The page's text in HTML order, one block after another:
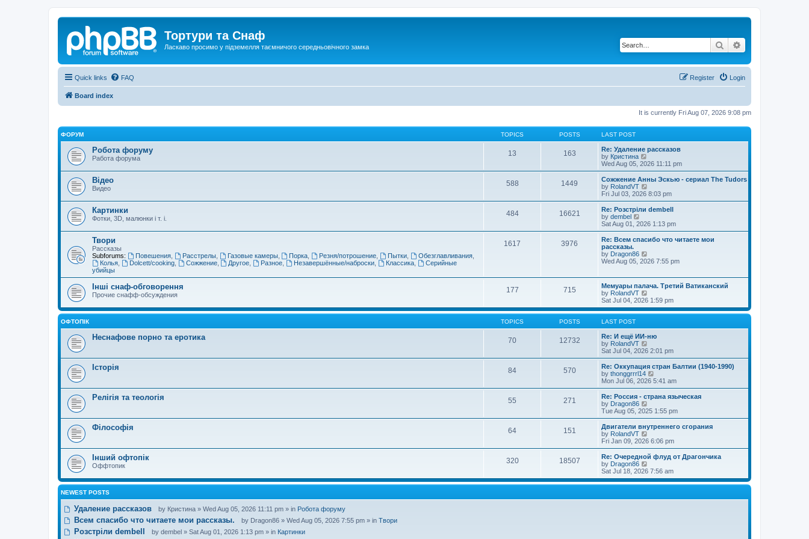
Тортури та Снаф
Ласкаво просимо у підземелля таємничого середньовічного замка Search
Quick links FAQ Login
Register
Board index
It is currently Fri Aug 07, 2026 9:08 pm
ФОРУМ TOPICS POSTS LAST POST
Робота форуму
Работа форума
13 163
Re: Удаление рассказов
by Кристина
i
e
w
h
a
t
e
t
s
Wed Aug 05, 2026 11:11 pm
Відео
Видео
588 1449
Сожжение Анны Эскью - сериал The Tudors
by RolandVT
i
e
w
h
a
e
s
p
o
t
Fri Jul 03, 2026 8:03 pm
Картинки
Фотки, 3D, малюнки і т. і.
484 16621
Re: Розстріли dembell
by dembel
i
e
w
h
e
e
s
t
p
t
Sat Aug 01, 2026 1:13 pm
Твори
Рассказы
Subforums:
Повешения, Расстрелы, Газовые камеры, Порка Резня/потрошение Пытки Обезглавливания,
Колья, Dolcett/cooking, Сожжение, Другое Разное Незавершённые/наброски Классика,
Серийные
убийцы
1617 3976
Re: Всем спасибо что читаете мои
рассказы.
by Dragon86
i
h
e
l
a
t
p
o
s
t
Wed Aug 05, 2026 7:55 pm
Інші снаф-обговорення
Прочие снафф-обсуждения
177 715
Мемуары палача. Третий Ватиканский
by RolandVT
i
e
w
h
e
a
t
e
s
t
s
t
Sat Jul 04, 2026 1:59 pm
ОФТОПІК TOPICS POSTS LAST POST
Неснафове порно та еротика 70 12732
Re: И ещё ИИ-ню
by RolandVT
i
e
w
t
h
a
t
e
t
o
s
t
Sat Jul 04, 2026 2:01 pm
Історія 84 570
Re: Оккупация стран Балтии (1940-1990)
by thonggrrrl14
i
e
w
h
a
e
t
o
s
Mon Jul 06, 2026 5:41 am
Релігія та теологія 55 271
Re: Россия - страна языческая
by Dragon86
i
e
w
t
h
l
a
t
e
s
Tue Aug 05, 2025 1:55 pm
Філософія 64 151
Двигатели внутреннего сгорания
by RolandVT
i
e
w
h
l
t
Fri Jan 09, 2026 6:06 pm
Інший офтопік
Оффтопик
320 18507
Re: Очередной флуд от Драгончика
by Dragon86
i
e
w
h
Sat Jul 18, 2026 7:56 am
NEWEST POSTS
Удаление рассказов by Кристина» Wed Aug 05, 2026 11:11 pm » in Робота форуму
Всем спасибо что читаете мои рассказы. by Dragon86» Wed Aug 05, 2026 7:55 pm » in Твори
Розстріли dembell by dembel» Sat Aug 01, 2026 1:13 pm » in Картинки